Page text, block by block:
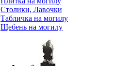
Столики, Лавочки
Табличка на могилу
Щебень на могилу